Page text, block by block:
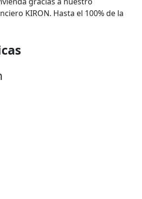
KIRON. Hasta el 100% de la